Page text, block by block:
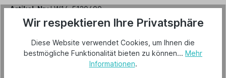
Artikel-Nr.:LW14-5120400
Beschreibung
Wir respektieren Ihre Privatsphäre
Diese Website verwendet Cookies, um Ihnen die
bestmögliche Funktionalität bieten zu können... Mehr
Informationen.